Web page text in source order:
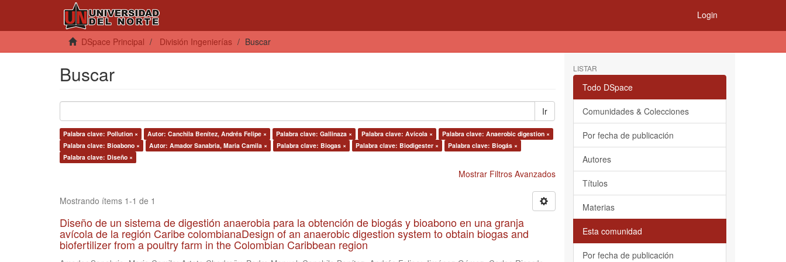
Login
DSpace Principal División Ingenierías Buscar
Buscar
Ir
Palabra clave: Pollution × Autor: Canchila Benítez, Andrés Felipe × Palabra clave: Gallinaza × Palabra clave: Avícola ×
Palabra clave: Anaerobic digestion ×
Palabra clave: Bioabono ×
Autor: Amador Sanabria, Maria Camila × Palabra clave: Biogas × Palabra clave: Biodigester ×
Palabra clave: Biogás ×
Palabra clave: Diseño ×
Mostrar Filtros Avanzados
Mostrando ítems 1-1 de 1
Diseño de un sistema de digestión anaerobia para la obtención de biogás y bioabono en una granja
avícola de la región Caribe colombianaDesign of an anaerobic digestion system to obtain biogas and
biofertilizer from a poultry farm in the Colombian Caribbean region
LISTAR
Todo DSpace
Comunidades & Colecciones
Por fecha de publicación
Autores
Títulos
Materias
Esta comunidad
Por fecha de publicación